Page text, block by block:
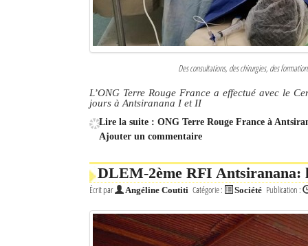
Des consultations, des chirurgies, des
L’ONG Terre Rouge France a effectué avec le
jours à Antsiranana I et II
Lire la suite : ONG Terre Rouge France à
Ajouter un commentaire
DLEM-2ème RFI
Écrit par Angéline Coutiti Catégorie : Société Publication :